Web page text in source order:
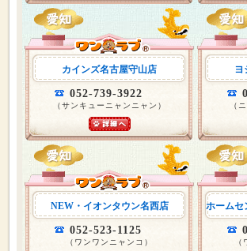
カインズ名古屋守山店
052-739-3922
（サンキューニャンニャン）
ヨ
（
NEW・イオンタウン名西店
052-523-1125
（ワンワンニャンコ）
ホームセ